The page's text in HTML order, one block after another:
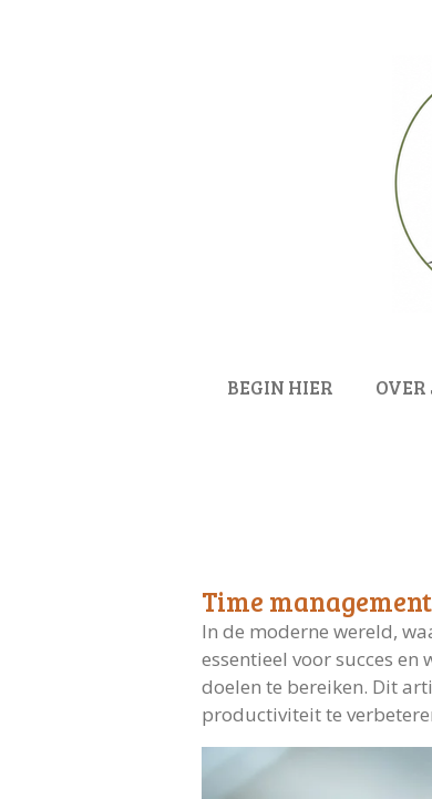
BEGIN HIER
Time
In de moderne wereld,
essentieel voor succes
doelen te bereiken. Dit
productiviteit te